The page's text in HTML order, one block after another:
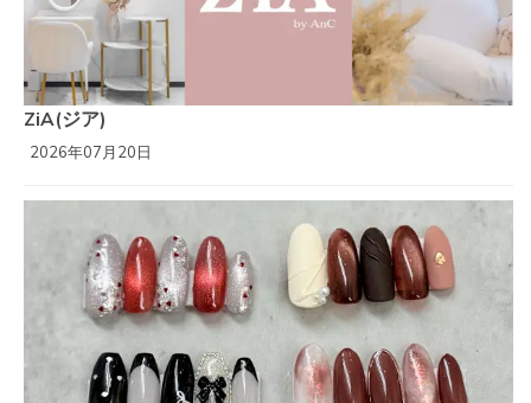
ZiA(ジア)
2026年07月20日